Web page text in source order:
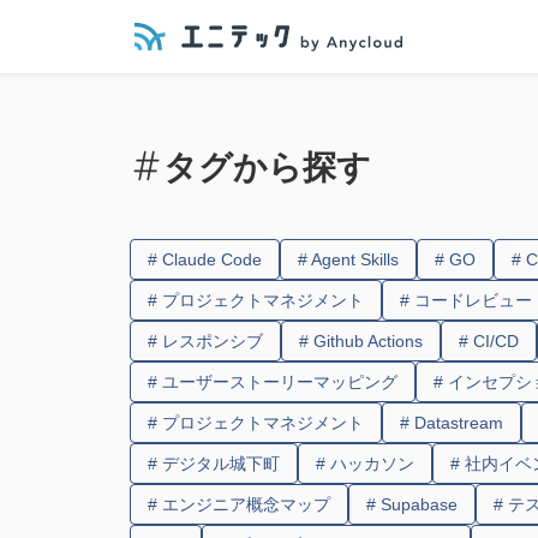
タグから探す
# Claude Code # Agent Skills # GO #
# プロジェクトマネジメント # コードレビュー
# レスポンシブ # Github Actions # CI/CD
# ユーザーストーリーマッピング # インセプシ
# プロジェクトマネジメント # Datastream
# デジタル城下町 # ハッカソン # 社内イベ
# エンジニア概念マップ # Supabase # テ